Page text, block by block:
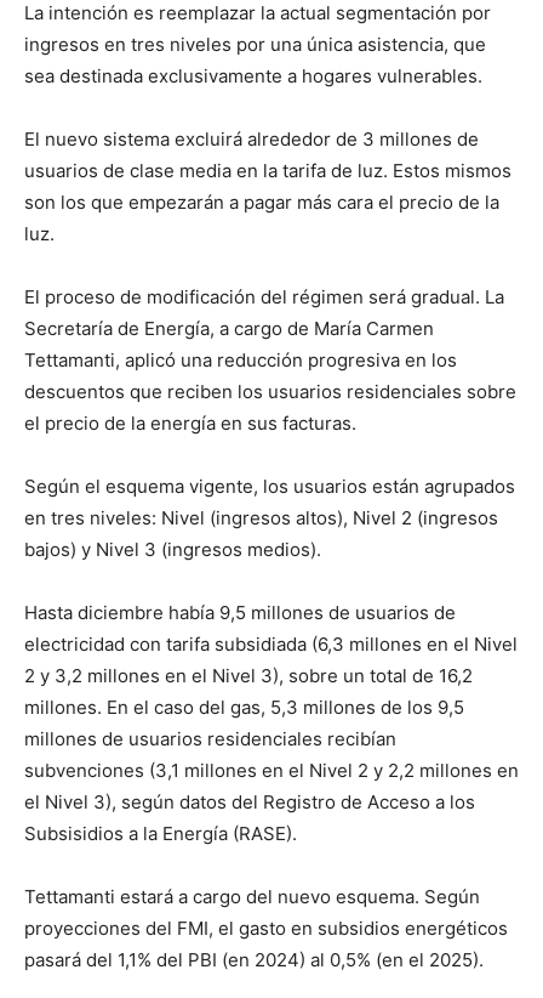
La intención es reemplazar la actual segmentación por
ingresos en tres niveles por una única asistencia, que
sea destinada exclusivamente a hogares vulnerables.
El nuevo sistema excluirá alrededor de 3 millones de
usuarios de clase media en la tarifa de luz. Estos mismos
son los que empezarán a pagar más cara el precio de la
luz.
El proceso de modificación del régimen será gradual. La
Secretaría de Energía, a cargo de María Carmen
Tettamanti, aplicó una reducción progresiva en los
descuentos que reciben los usuarios residenciales sobre
el precio de la energía en sus facturas.
Según el esquema vigente, los usuarios están agrupados
en tres niveles: Nivel (ingresos altos), Nivel 2 (ingresos
bajos) y Nivel 3 (ingresos medios).
Hasta diciembre había 9,5 millones de usuarios de
electricidad con tarifa subsidiada (6,3 millones en el Nivel
2 y 3,2 millones en el Nivel 3), sobre un total de 16,2
millones. En el caso del gas, 5,3 millones de los 9,5
millones de usuarios residenciales recibían
subvenciones (3,1 millones en el Nivel 2 y 2,2 millones en
el Nivel 3), según datos del Registro de Acceso a los
Subsisidios a la Energía (RASE).
Tettamanti estará a cargo del nuevo esquema. Según
proyecciones del FMI, el gasto en subsidios energéticos
pasará del 1,1% del PBI (en 2024) al 0,5% (en el 2025).